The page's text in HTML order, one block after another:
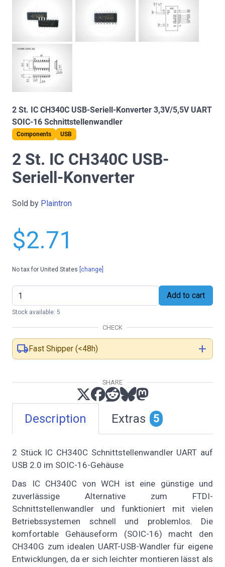
2 St. IC CH340C USB-Seriell-Konverter 3,3V/5,5V UART
SOIC-16 Schnittstellenwandler
Components USB
Description Extras 5
2 Stück IC CH340C Schnittstellenwandler UART auf
USB 2.0 im SOIC-16-Gehäuse
Das IC CH340C von WCH ist eine günstige und
zuverlässige Alternative zum FTDI-
Schnittstellenwandler und funktioniert mit vielen
Betriebssystemen schnell und problemlos. Die
komfortable Gehäuseform (SOIC-16) macht den
CH340G zum idealen UART-USB-Wandler für eigene
Entwicklungen, da er sich leichter montieren lässt als
2 St. IC CH340C USB-
Seriell-Konverter
Sold by Plaintron
$2.71
No tax for United States [change]
Add to cart
Stock available: 5
CHECK
local_shippingFast Shipper (<48h) add
SHARE